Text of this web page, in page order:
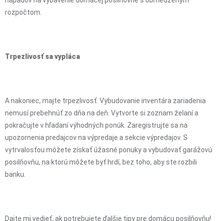
rozpočtom.
Trpezlivosť sa vypláca
A nakoniec, majte trpezlivosť. Vybudovanie inventára zariadenia
nemusí prebehnúť zo dňa na deň. Vytvorte si zoznam želaní a
pokračujte v hľadaní výhodných ponúk. Zaregistrujte sa na
upozornenia predajcov na výpredaje a sekcie výpredajov. S
vytrvalosťou môžete získať úžasné ponuky a vybudovať garážovú
posilňovňu, na ktorú môžete byť hrdí, bez toho, aby ste rozbili
banku.
Dajte mi vedieť, ak potrebujete ďalšie tipy pre domácu posilňovňu!